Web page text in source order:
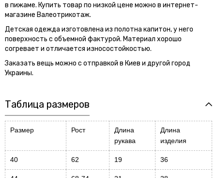
в пижаме. Купить товар по низкой цене можно в интернет-
магазине Валеотрикотаж.
Детская одежда изготовлена из полотна капитон, у него
поверхность с объемной фактурой. Материал хорошо
согревает и отличается износостойкостью.
Заказать вещь можно с отправкой в Киев и другой город
Украины.
Таблица размеров
Размер Рост
Длина
рукава
Длина
изделия
40 62 19 36